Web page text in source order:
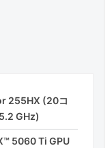
255HX (20コ
GHz)
5060 Ti GPU